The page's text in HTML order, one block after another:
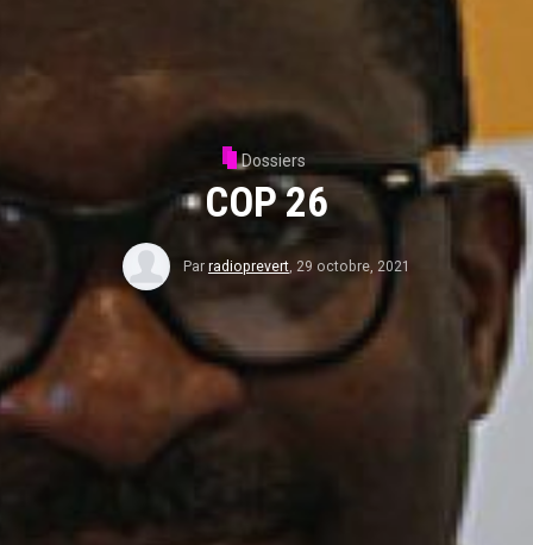
Dossiers
COP 26
Par radioprevert, 29 octobre, 2021